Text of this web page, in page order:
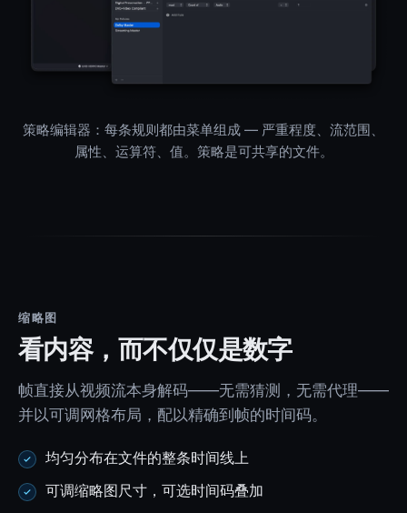
策略编辑器：每条规则都由菜单组成 — 严重程度、流范围、
属性、运算符、值。策略是可共享的文件。
缩略图
看内容，而不仅仅是数字
帧直接从视频流本身解码——无需猜测，无需代理——
并以可调网格布局，配以精确到帧的时间码。
均匀分布在文件的整条时间线上
可调缩略图尺寸，可选时间码叠加